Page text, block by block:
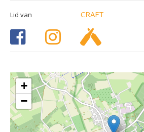
Lid van CRAFT
+
−